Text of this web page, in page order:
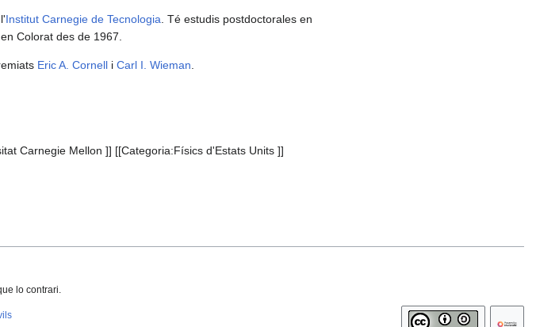
Institut Carnegie de Tecnologia . Té estudis postdoctorales en
Colorat des de 1967.
Eric A. Cornell i Carl I. Wieman
Carnegie Mellon ]] [[Categoria:Físics d'Estats Units ]]
lo contrari.